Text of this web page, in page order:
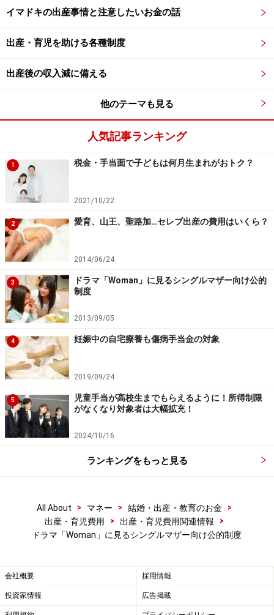
イマドキの出産事情と注意したいお金の話
出産・育児を助ける各種制度
出産後の収入減に備える
他のテーマも見る
人気記事ランキング
1 税金・手当面で子どもは何月生まれがおトク？
2021/10/22
2 愛育、山王、聖路加…セレブ出産の費用はいくら？
2014/06/24
3
ドラマ「Woman」に見るシングルマザー向け公的
制度
2013/09/05
4 妊娠中の自宅療養も傷病手当金の対象
2019/09/24
5
児童手当が高校生までもらえるように！所得制限
がなくなり対象者は大幅拡充！
2024/10/16
ランキングをもっと見る
All About > マネー > 結婚・出産・教育のお金
>
出産・育児費用
> 出産・育児費用関連情報
>
ドラマ「Woman」に見るシングルマザー向け公的制度
会社概要 採用情報
投資家情報 広告掲載